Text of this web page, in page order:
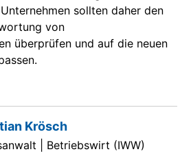
sollten daher den
von
überprüfen und auf die neuen
Krösch
| Betriebswirt (IWW)